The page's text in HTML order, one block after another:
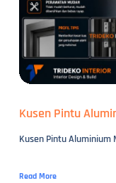
Kusen Pintu
Kusen Pintu Aluminium
Read More